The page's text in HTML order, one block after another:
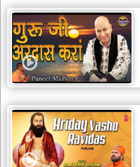
dev
bhajans
आज
का
भजन
bhajan
of
day
भजन
जोड़ें
add